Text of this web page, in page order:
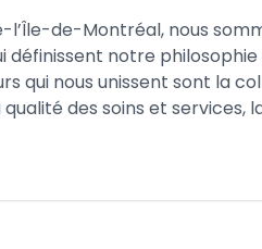
l’Île-de-Montréal, nous
définissent notre
qui nous unissent sont la
des soins et services,